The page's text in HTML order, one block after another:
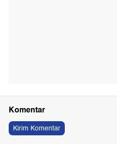
Komentar
Kirim Komentar